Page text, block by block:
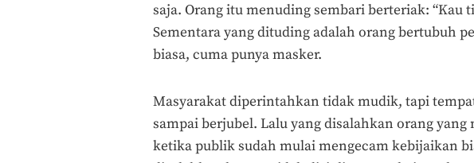
saja. Orang itu menuding sembari berteriak: “Kau
Sementara yang dituding adalah orang bertubuh
biasa, cuma punya masker.
Masyarakat diperintahkan tidak mudik, tapi
sampai berjubel. Lalu yang disalahkan orang
ketika publik sudah mulai mengecam kebijaikan